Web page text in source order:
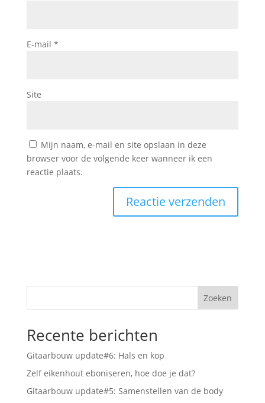
E-mail *
Site
Mijn naam, e-mail en site opslaan in deze
browser voor de volgende keer wanneer ik een
reactie plaats.
Zoeken
Recente berichten
Gitaarbouw update#6: Hals en kop
Zelf eikenhout eboniseren, hoe doe je dat?
Gitaarbouw update#5: Samenstellen van de body